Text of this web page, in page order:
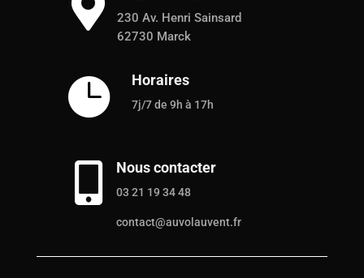
230 Av. Henri Sainsard
62730 Marck
 Horaires
7j/7 de 9h à 17h
 Nous contacter
03 21 19 34 48
contact@auvolauvent.fr